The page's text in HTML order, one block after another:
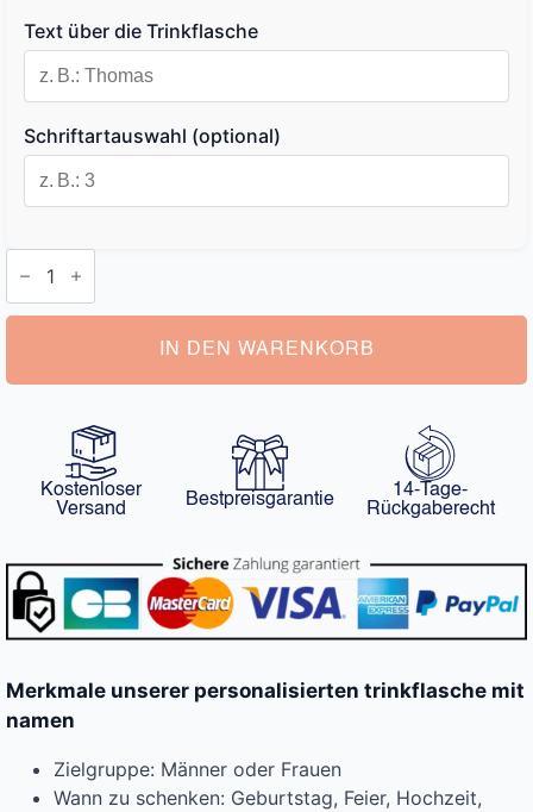
Text über die Trinkflasche
Schriftartauswahl (optional)
Trinkflasche
mit
Menge
IN DEN WARENKORB
Kostenloser
Versand
Bestpreisgarantie
14-Tage-
Rückgaberecht
Merkmale unserer personalisierten trinkflasche mit
namen
Zielgruppe: Männer oder Frauen
Wann zu schenken: Geburtstag, Feier, Hochzeit,